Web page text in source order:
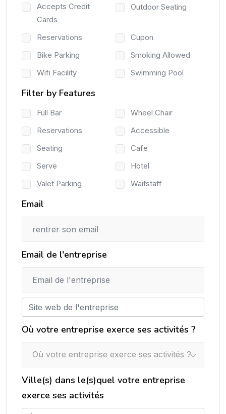
Accepts Credit
Cards
Outdoor Seating
Reservations
Cupon
Bike Parking
Smoking Allowed
Wifi Facility
Swimming Pool
Filter by Features
Full Bar
Wheel Chair
Reservations
Accessible
Seating
Cafe
Serve
Hotel
Valet Parking
Waitstaff
Email
Email de l'entreprise
Où votre entreprise exerce ses activités ?
Où votre entreprise exerce ses activités ?
Ville(s) dans le(s)quel votre entreprise
exerce ses activités